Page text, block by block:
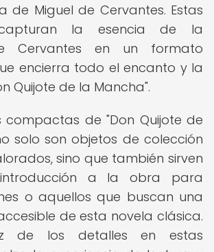
de Miguel de Cervantes. Estas
capturan la esencia de la
Cervantes en un formato
encierra todo el encanto y la
Quijote de la Mancha".
compactas de "Don Quijote de
solo son objetos de colección
sino que también sirven
a la obra para
o aquellos que buscan una
de esta novela clásica.
de los detalles en estas